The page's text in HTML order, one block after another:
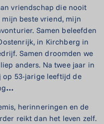
vriendschap die nooit
beste vriend, mijn
Samen beleefden
in Kirchberg in
Samen droomden we
anders. Na twee jaar in
53-jarige leeftijd de
…
herinneringen en de
reikt dan het leven zelf.